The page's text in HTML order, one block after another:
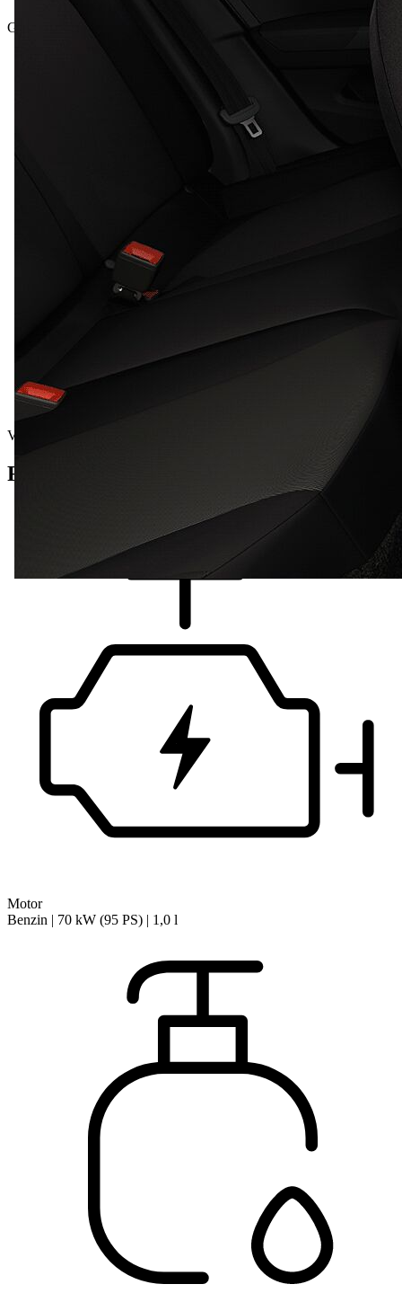
Gesamtpreis inkl. NoVA und inkl. MwSt.
Vorführwagen
Fahrzeug Details
Motor
Benzin | 70 kW (95 PS) | 1,0 l